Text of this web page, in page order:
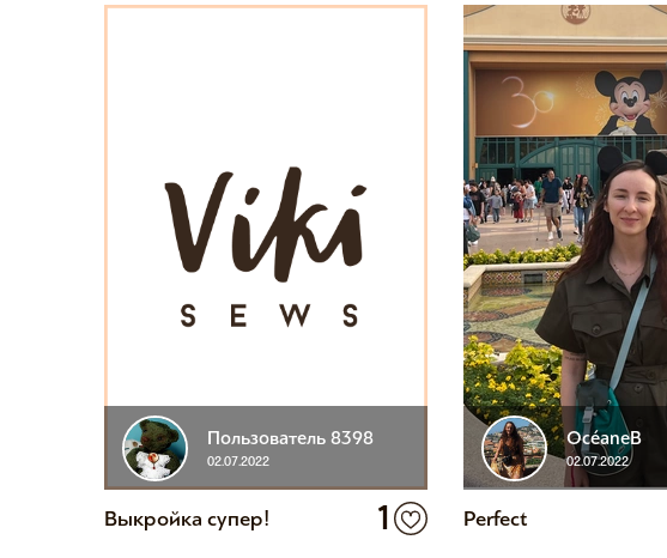
Пользователь 8398
02.07.2022
Выкройка супер! 1
OcéaneB
02.07.2022
Perfect